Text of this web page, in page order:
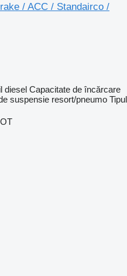
/ ACC / Standairco /
diesel Capacitate de încărcare
suspensie resort/pneumo Tipul